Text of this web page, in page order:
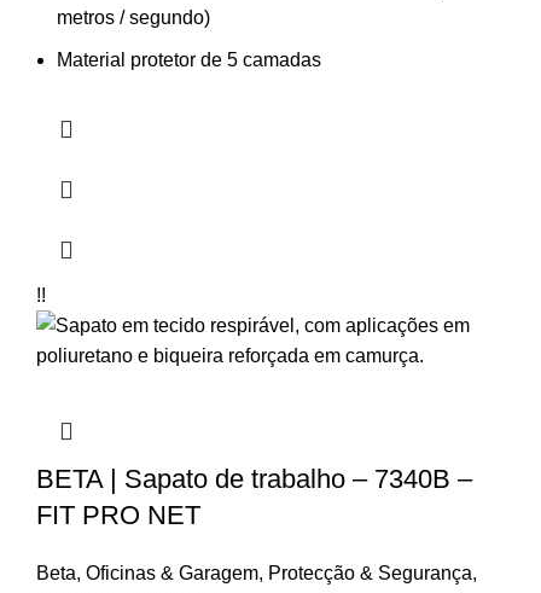
metros / segundo)
Material protetor de 5 camadas
!!
BETA | Sapato de trabalho – 7340B –
FIT PRO NET
Beta, Oficinas & Garagem, Protecção & Segurança,